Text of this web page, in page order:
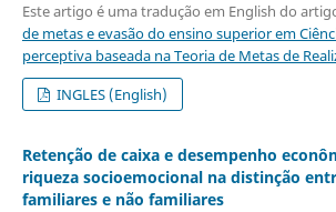
Este artigo é uma tradução em English do
de metas e evasão do ensino superior em
perceptiva baseada na Teoria de Metas de
INGLES (English)
Retenção de caixa e desempenho
riqueza socioemocional na distinção
familiares e não familiares